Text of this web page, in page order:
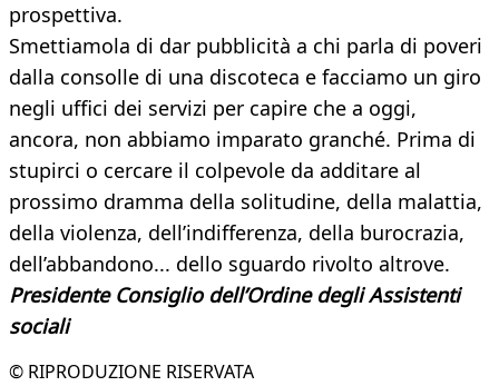
prospettiva.
Smettiamola di dar pubblicità a chi parla di poveri
dalla consolle di una discoteca e facciamo un giro
negli uffici dei servizi per capire che a oggi,
ancora, non abbiamo imparato granché. Prima di
stupirci o cercare il colpevole da additare al
prossimo dramma della solitudine, della malattia,
della violenza, dell’indifferenza, della burocrazia,
dell’abbandono... dello sguardo rivolto altrove.
Presidente Consiglio dell’Ordine degli Assistenti
sociali
© RIPRODUZIONE RISERVATA